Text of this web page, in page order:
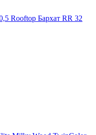
Rooftop Бархат RR 32